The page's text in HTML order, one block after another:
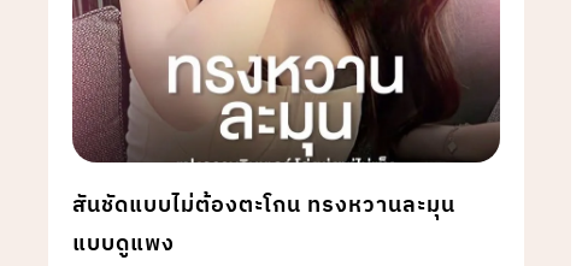
สันชัดแบบไม่ต้องตะโกน ทรงหวานละมุน
แบบดูแพง